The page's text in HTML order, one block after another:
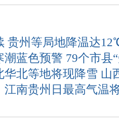
贵州等局地降温达
蓝色预警 79个市县
华北等地将现降雪 山
江南贵州日最高气温